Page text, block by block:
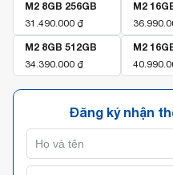
M2 8GB 256GB
31.490.000 ₫
M2
M2 8GB 512GB
34.390.000 ₫
M2
Đăng ký nhận